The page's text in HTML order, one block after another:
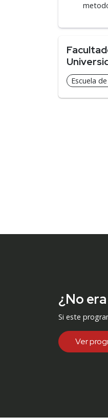
Escuela
¿No
Si este
Ver